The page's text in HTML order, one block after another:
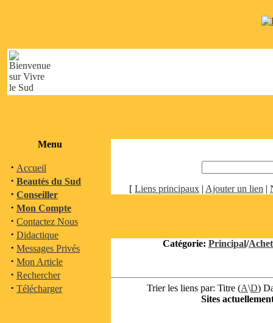
Menu
· Accueil
· Beautés du Sud
· Conseiller
· Mon Compte
· Contactez Nous
· Didactique
· Messages Privés
· Mon Article
· Rechercher
· Télécharger
[ Liens principaux | Ajouter un lien |
Catégorie: Principal/
Trier les liens par: Titre (A\D)
Sites